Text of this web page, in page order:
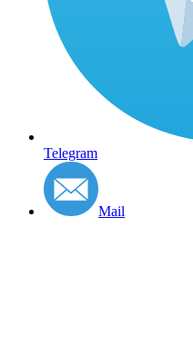
Telegram
Mail